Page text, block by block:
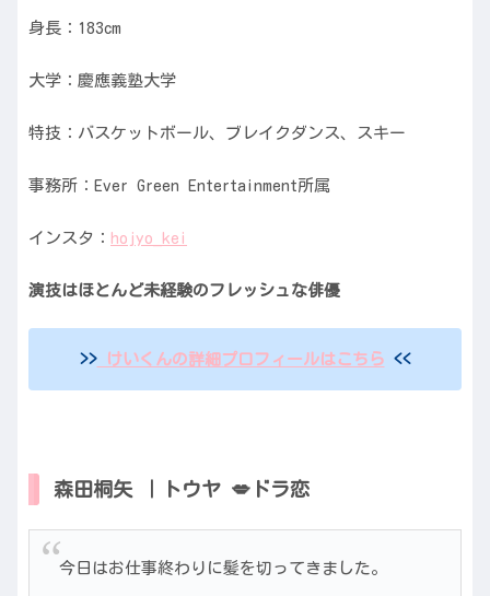
身長：183cm
大学：慶應義塾大学
特技：バスケットボール、ブレイクダンス、スキー
事務所：Ever Green Entertainment所属
インスタ： hojyo_kei
演技はほとんど未経験のフレッシュな俳優
>>けいくんの詳細プロフィールはこちら <<
森田桐矢 ｜トウヤ 💋ドラ恋
今日はお仕事終わりに髪を切ってきました。